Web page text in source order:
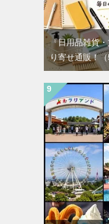
『日用品雑貨
り寄せ通販！（